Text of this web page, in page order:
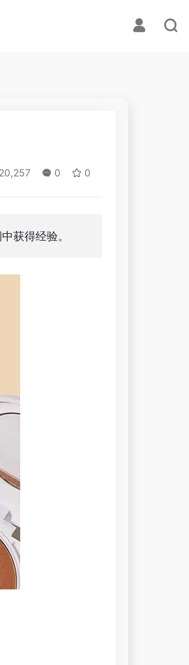
0 0
获得经验。